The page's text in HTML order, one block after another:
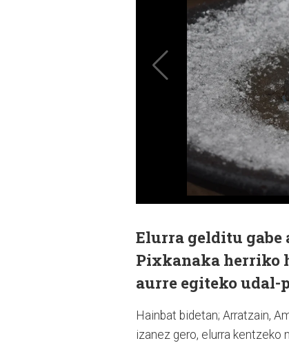
Elurra gelditu gabe
Pixkanaka herriko
aurre egiteko
Hainbat bidetan; Arratzain,
izanez gero, elurra kentzeko